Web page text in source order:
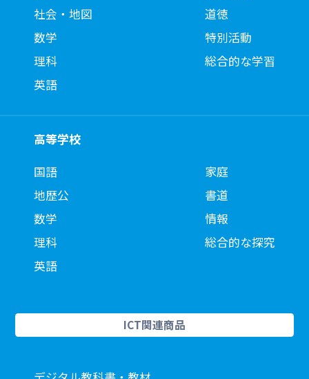
社会・地図
数学
理科
英語
道徳
特別活動
総合的な学習
高等学校
国語
地歴公
数学
理科
英語
家庭
書道
情報
総合的な探究
ICT関連商品